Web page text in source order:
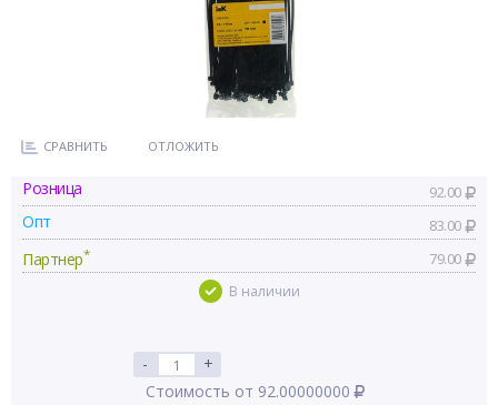
СРАВНИТЬ ОТЛОЖИТЬ
Розница 92.00
Опт 83.00
Партнер* 79.00
В наличии
-
+
Стоимость от 92.00000000